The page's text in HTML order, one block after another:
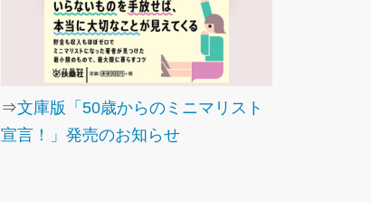
⇒文庫版「50歳からのミニマリスト
宣言！」発売のお知らせ